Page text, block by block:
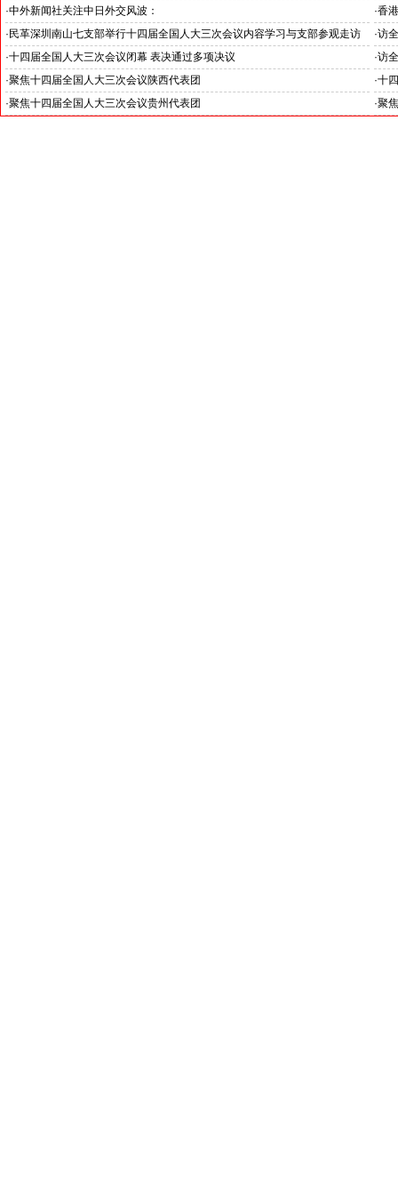
·中外新闻社关注中日外交风波：
鸠山由纪夫怒驳高市涉台言论，表示“越小的狗越会叫”
·香
· 民革深圳南山七支部举行十四届全国人大三次会议内容学习与支部参观走访
活动
·访
·十四届全国人大三次会议闭幕 表决通过多项决议 ·访
·聚焦十四届全国人大三次会议陕西代表团 ·十
·聚焦十四届全国人大三次会议贵州代表团 ·聚